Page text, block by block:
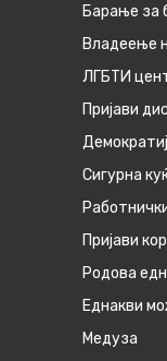
Барање за
Владеење
ЛГБТИ
Пријави
Сигурна
Пријави
Родова
Eднакви
Медуза